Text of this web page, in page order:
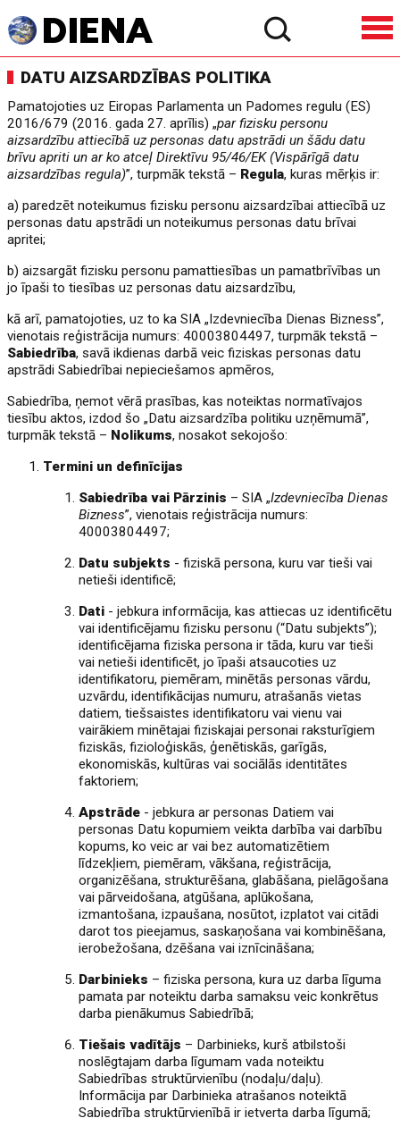
DATU AIZSARDZĪBAS POLITIKA
Pamatojoties uz Eiropas Parlamenta un Padomes regulu (ES)
2016/679 (2016. gada 27. aprīlis) „par fizisku personu
aizsardzību attiecībā uz personas datu apstrādi un šādu datu
brīvu apriti un ar ko atceļ Direktīvu 95/46/EK (Vispārīgā datu
aizsardzības regula)”, turpmāk tekstā – Regula, kuras mērķis ir:
a) paredzēt noteikumus fizisku personu aizsardzībai attiecībā uz
personas datu apstrādi un noteikumus personas datu brīvai
apritei;
b) aizsargāt fizisku personu pamattiesības un pamatbrīvības un
jo īpaši to tiesības uz personas datu aizsardzību,
kā arī, pamatojoties, uz to ka SIA „Izdevniecība Dienas Bizness”,
vienotais reģistrācija numurs: 40003804497, turpmāk tekstā –
Sabiedrība, savā ikdienas darbā veic fiziskas personas datu
apstrādi Sabiedrībai nepieciešamos apmēros,
Sabiedrība, ņemot vērā prasības, kas noteiktas normatīvajos
tiesību aktos, izdod šo „Datu aizsardzība politiku uzņēmumā”,
turpmāk tekstā – Nolikums, nosakot sekojošo:
Termini un definīcijas
Sabiedrība vai Pārzinis – SIA „Izdevniecība Dienas
Bizness”, vienotais reģistrācija numurs:
40003804497;
Datu subjekts - fiziskā persona, kuru var tieši vai
netieši identificē;
Dati - jebkura informācija, kas attiecas uz identificētu
vai identificējamu fizisku personu (“Datu subjekts”);
identificējama fiziska persona ir tāda, kuru var tieši
vai netieši identificēt, jo īpaši atsaucoties uz
identifikatoru, piemēram, minētās personas vārdu,
uzvārdu, identifikācijas numuru, atrašanās vietas
datiem, tiešsaistes identifikatoru vai vienu vai
vairākiem minētajai fiziskajai personai raksturīgiem
fiziskās, fizioloģiskās, ģenētiskās, garīgās,
ekonomiskās, kultūras vai sociālās identitātes
faktoriem;
Apstrāde - jebkura ar personas Datiem vai
personas Datu kopumiem veikta darbība vai darbību
kopums, ko veic ar vai bez automatizētiem
līdzekļiem, piemēram, vākšana, reģistrācija,
organizēšana, strukturēšana, glabāšana, pielāgošana
vai pārveidošana, atgūšana, aplūkošana,
izmantošana, izpaušana, nosūtot, izplatot vai citādi
darot tos pieejamus, saskaņošana vai kombinēšana,
ierobežošana, dzēšana vai iznīcināšana;
Darbinieks – fiziska persona, kura uz darba līguma
pamata par noteiktu darba samaksu veic konkrētus
darba pienākumus Sabiedrībā;
Tiešais vadītājs – Darbinieks, kurš atbilstoši
noslēgtajam darba līgumam vada noteiktu
Sabiedrības struktūrvienību (nodaļu/daļu).
Informācija par Darbinieka atrašanos noteiktā
Sabiedrība struktūrvienībā ir ietverta darba līgumā;